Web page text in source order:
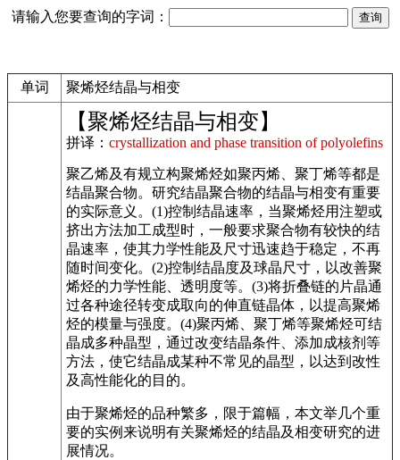
请输入您要查询的字词：
单词 聚烯烃结晶与相变
【聚烯烃结晶与相变】
拼译： crystallization and phase transition of polyolefins
聚乙烯及有规立构聚烯烃如聚丙烯、聚丁烯等都是
结晶聚合物。研究结晶聚合物的结晶与相变有重要
的实际意义。(1)控制结晶速率，当聚烯烃用注塑或
挤出方法加工成型时，一般要求聚合物有较快的结
晶速率，使其力学性能及尺寸迅速趋于稳定，不再
随时间变化。(2)控制结晶度及球晶尺寸，以改善聚
烯烃的力学性能、透明度等。(3)将折叠链的片晶通
过各种途径转变成取向的伸直链晶体，以提高聚烯
烃的模量与强度。(4)聚丙烯、聚丁烯等聚烯烃可结
晶成多种晶型，通过改变结晶条件、添加成核剂等
方法，使它结晶成某种不常见的晶型，以达到改性
及高性能化的目的。
由于聚烯烃的品种繁多，限于篇幅，本文举几个重
要的实例来说明有关聚烯烃的结晶及相变研究的进
展情况。